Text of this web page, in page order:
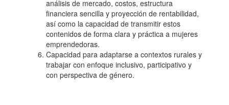
análisis de mercado, costos, estructura
financiera sencilla y proyección de rentabilidad,
así como la capacidad de transmitir estos
contenidos de forma clara y práctica a mujeres
emprendedoras.
Capacidad para adaptarse a contextos rurales y
trabajar con enfoque inclusivo, participativo y
con perspectiva de género.